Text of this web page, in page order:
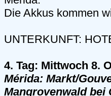
Die Akkus kommen
UNTERKUNFT:
4. Tag: Mittwoch 8.
Mérida: Markt/
Mangrovenwald bei